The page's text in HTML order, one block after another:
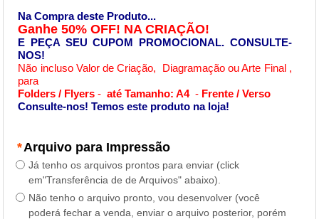
Na Compra deste Produto...
Ganhe 50% OFF! NA CRIAÇÃO!
E PEÇA SEU CUPOM PROMOCIONAL. CONSULTE-
NOS!
Não incluso Valor de Criação, Diagramação ou Arte Final ,
para
Folders/ Flyers - até Tamanho: A4- Frente / Verso
Consulte-nos! Temos este produto na loja!
*Arquivo para Impressão
Já tenho os arquivos prontos para enviar (click
em"Transferência de de Arquivos" abaixo).
Não tenho o arquivo pronto, vou desenvolver (você
poderá fechar a venda, enviar o arquivo posterior, porém